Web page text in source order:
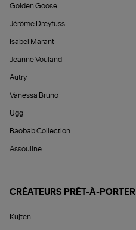
Golden Goose
Jérôme Dreyfuss
Isabel Marant
Jeanne Vouland
Autry
Vanessa Bruno
Ugg
Baobab Collection
Assouline
CRÉATEURS PRÊT-À-PORTER
Kujten